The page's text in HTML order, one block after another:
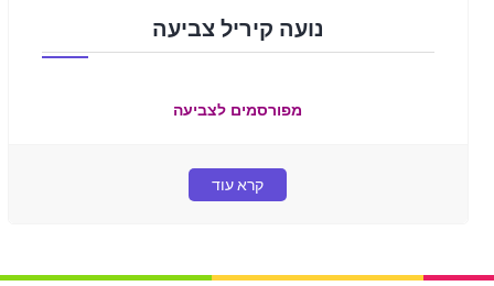
נועה קיריל צביעה
מפורסמים לצביעה
קרא עוד